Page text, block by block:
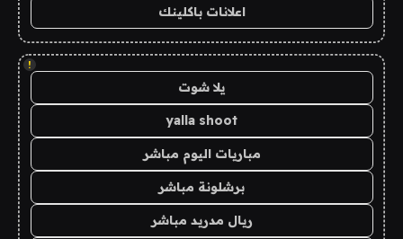
اعلانات باكلينك
!
يلا شوت
yalla shoot
مباريات اليوم مباشر
برشلونة مباشر
ريال مدريد مباشر